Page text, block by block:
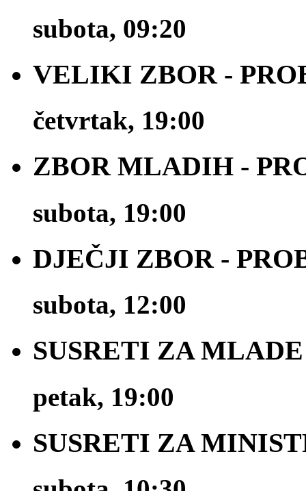
subota, 09:20
VELIKI ZBOR -
četvrtak, 19:00
ZBOR MLADIH -
subota, 19:00
DJEČJI ZBOR -
subota, 12:00
SUSRETI ZA MLADE
petak, 19:00
SUSRETI ZA